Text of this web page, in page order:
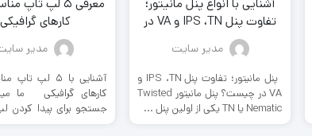
آشنایی با انواع پنل مانیتور؛
تفاوت پنل IPS ،TN و VA در
مدیر سایت
پنل مانیتور؛ تفاوت پنل IPS ،TN و
VA در چیست؟ پنل مانیتور Twisted
Nematic یا TN یکی از اولین پنل ...
معرفی ۵ لپ تاپ
کارهای گرافیکی
مدیر
آشنایی با ۵ لپ
کارهای گرافیکی ما
جستجو برای پیدا کردن